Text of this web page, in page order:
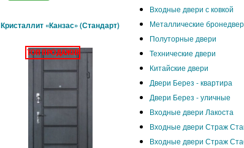
Кристаллит «Канзас» (Стандарт)
Входные двери с ковкой
Металлические
Полуторные двери
Технические двери
Китайские двери
Двери Берез - квартира
Двери Берез - уличные
Входные двери Лакоста
Входные двери Страж
Входные двери Страж